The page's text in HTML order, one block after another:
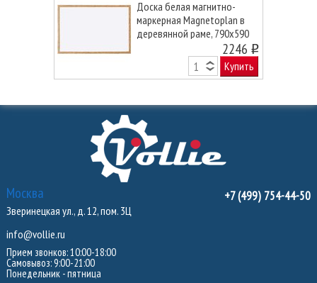
Доска белая магнитно-
маркерная Magnetoplan в
деревянной раме, 790х590
2246 o
Купить
Москва
Зверинецкая ул., д. 12, пом. 3Ц
info@vollie.ru
Прием звонков: 10:00-18:00
Самовывоз: 9:00-21:00
Понедельник - пятница
+7 (499) 754-44-50